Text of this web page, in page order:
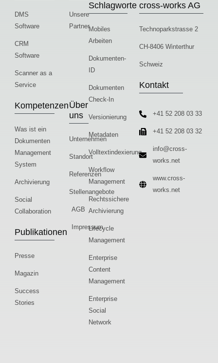
DMS
Software
CRM
Software
Scanner as a
Service
Kompetenzen
Was ist ein
Dokumenten
Management
System
Archivierung
Social
Collaboration
Publikationen
Presse
Magazin
Success
Stories
Unsere
Partner
Über
uns
Unternehmen
Standort
Referenzen
Stellenangebote
AGB
Impressum
Schlagworte
Mobiles
Arbeiten
Dokumenten-
ID
Dokumenten
Check-In
Versionierung
Metadaten
Volltextindexierung
Workflow
Management
Rechtssichere
Archivierung
Lifecycle
Management
Enterprise
Content
Management
Enterprise
Social
Network
cross-works AG
Technoparkstrasse 2
CH-8406 Winterthur
Schweiz
Kontakt
+41 52 208 03 33
+41 52 208 03 32
info@cross-
works.net
www.cross-
works.net